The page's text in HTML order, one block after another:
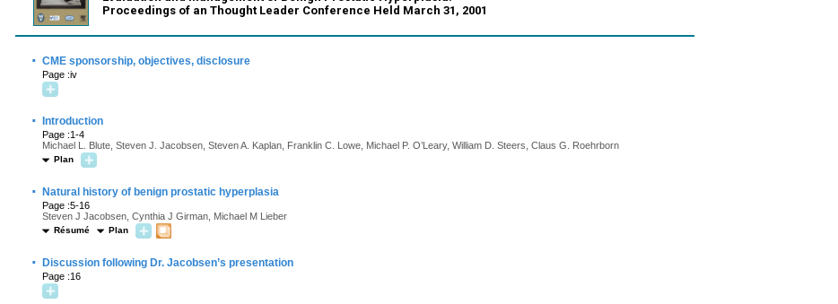
Proceedings of an Thought Leader Conference Held March 31, 2001
· CME sponsorship, objectives, disclosure
Page :iv
· Introduction
Page :1-4
Michael L. Blute, Steven J. Jacobsen, Steven A. Kaplan, Franklin C. Lowe, Michael P. O’Leary, William D. Steers, Claus G. Roehrborn
Plan
· Natural history of benign prostatic hyperplasia
Page :5-16
Steven J Jacobsen, Cynthia J Girman, Michael M Lieber
Résumé Plan
· Discussion following Dr. Jacobsen’s presentation
Page :16